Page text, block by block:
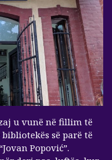
u vunë në fillim të
së parë të
Popović”.